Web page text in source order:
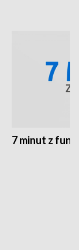
7 minut z